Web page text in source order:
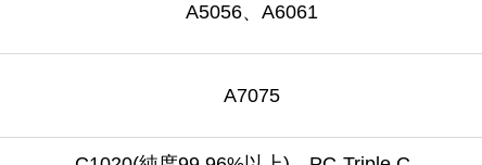
A5056、A6061
A7075